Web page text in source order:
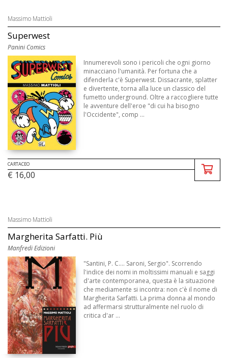
Massimo Mattioli
Superwest
Panini Comics
Innumerevoli sono i pericoli che ogni giorno
minacciano l'umanità. Per fortuna che a
difenderla c'è Superwest. Dissacrante, splatter
e divertente, torna alla luce un classico del
fumetto underground. Oltre a raccogliere tutte
le avventure dell'eroe "di cui ha bisogno
l'Occidente", comp ...
CARTACEO
€ 16,00
Massimo Mattioli
Margherita Sarfatti. Più
Manfredi Edizioni
"Santini, P. C.... Saroni, Sergio". Scorrendo
l'indice dei nomi in moltissimi manuali e saggi
d'arte contemporanea, questa è la situazione
che mediamente si incontra: non c'è il nome di
Margherita Sarfatti. La prima donna al mondo
ad affermarsi strutturalmente nel ruolo di
critica d'ar ...